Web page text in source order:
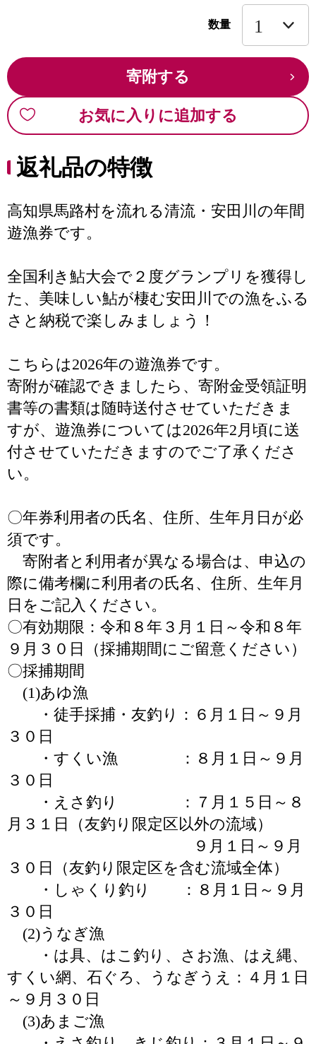
数量
寄附する
お気に入りに追加する
返礼品の特徴
高知県馬路村を流れる清流・安田川の年間
遊漁券です。
全国利き鮎大会で２度グランプリを獲得し
た、美味しい鮎が棲む安田川での漁をふる
さと納税で楽しみましょう！
こちらは2026年の遊漁券です。
寄附が確認できましたら、寄附金受領証明
書等の書類は随時送付させていただきま
すが、遊漁券については2026年2月頃に送
付させていただきますのでご了承くださ
い。
〇年券利用者の氏名、住所、生年月日が必
須です。
寄附者と利用者が異なる場合は、申込の
際に備考欄に利用者の氏名、住所、生年月
日をご記入ください。
〇有効期限：令和８年３月１日～令和８年
９月３０日（採捕期間にご留意ください）
〇採捕期間
(1)あゆ漁
・徒手採捕・友釣り：６月１日～９月
３０日
・すくい漁 ：８月１日～９月
３０日
・えさ釣り ：７月１５日～８
月３１日（友釣り限定区以外の流域）
９月１日～９月
３０日（友釣り限定区を含む流域全体）
・しゃくり釣り ：８月１日～９月
３０日
(2)うなぎ漁
・は具、はこ釣り、さお漁、はえ縄、
すくい網、石ぐろ、うなぎうえ：４月１日
～９月３０日
(3)あまご漁